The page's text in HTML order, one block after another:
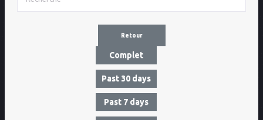
Retour
Complet
Past 30 days
Past 7 days